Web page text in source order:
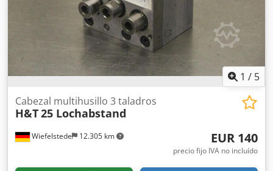
1 / 5
Wiefelstede 12.305 km
Cabezal multihusillo 3 taladros
H&T25 Lochabstand
EUR 140
precio fijo IVA no incluído